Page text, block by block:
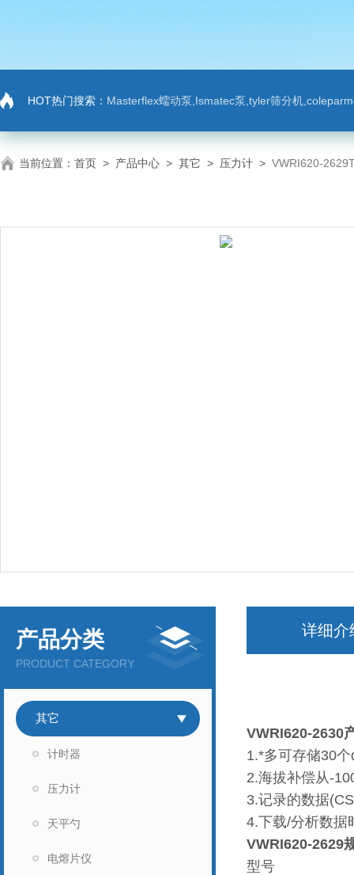
HOT热门搜索： Masterflex蠕动泵,Ismatec泵,tyler筛分机,coleparmer,注射
当前位置： 首页 > 产品中心 > 其它 > 压力计 > VWRI620-
产品分类
PRODUCT CATEGORY
其它
计时器
压力计
天平勺
电熔片仪
详细介
VWRI620-2630
1.*多可存储30
2.海拔补偿从-
3.记录的数据
4.下载/分析数据
VWRI620-2629
型号